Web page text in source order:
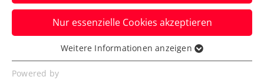
Sein Gegner Terence Atmane schrammt
nicht nur am Sieg, sondern auch an einer
Disqualifikation vorbei.
Verfasst von: Manuel Wachta, 26.05.2024
Nur essenzielle Cookies akzeptieren
Essenziell
Essenzielle Cookies werden für grundlegende
Weitere Informationen anzeigen
Powered by